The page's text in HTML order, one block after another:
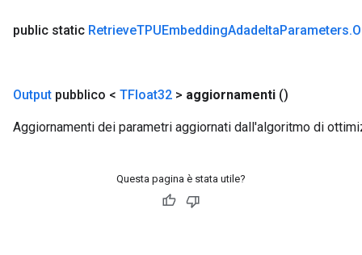
public static RetrieveTPUEmbeddingAdadeltaParameters.
Output pubblico < TFloat32 > aggiornamenti ()
Aggiornamenti dei parametri aggiornati dall'algoritmo di
Questa pagina è stata utile?